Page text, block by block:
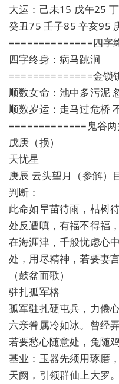
大运：己未15 戊午25
癸丑75 壬子85 辛亥95
==============四字
四字终身：病马跳涧
==============金锁
顺数女命：池中多污泥
顺数岁运：走马过危桥
=============鬼谷
戊庚（损）
天忧星
庚辰 云头望月（参解）
判断：
此命如旱苗待雨，枯树
处反遭嗔，有福不得福
在海涯津，千般忧虑心
处，用尽精神，若要妻
（鼓盆而歌）
驻扎孤军格
孤军驻扎硬屯兵，力倦
六亲眷属冷如冰。曾经
若要愁心随意处，兔随
基业：玉器先须用琢磨
天阙，引领群仙上大罗。